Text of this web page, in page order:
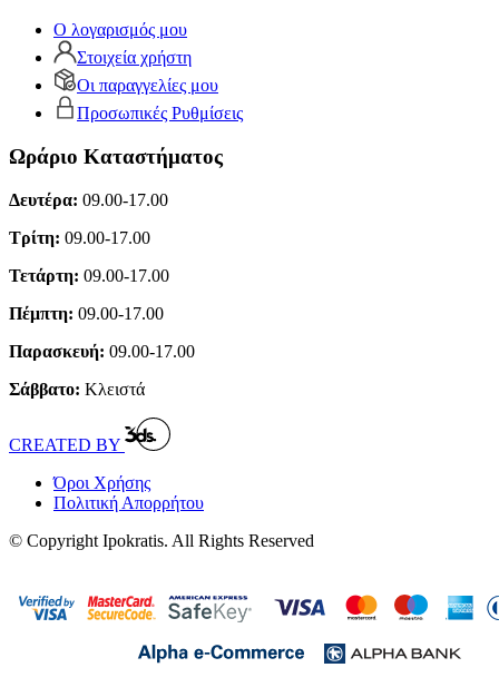
Ο λογαρισμός μου
Στοιχεία χρήστη
Οι παραγγελίες μου
Προσωπικές Ρυθμίσεις
Ωράριο Καταστήματος
Δευτέρα: 09.00-17.00
Τρίτη: 09.00-17.00
Τετάρτη: 09.00-17.00
Πέμπτη: 09.00-17.00
Παρασκευή: 09.00-17.00
Σάββατο: Κλειστά
CREATED BY
Όροι Χρήσης
Πολιτική Απορρήτου
© Copyright Ipokratis. All Rights Reserved